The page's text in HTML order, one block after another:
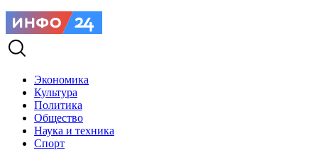
Экономика
Культура
Политика
Общество
Наука и техника
Спорт